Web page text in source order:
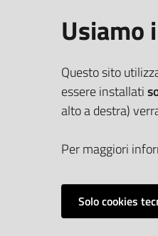
Centralino 051
Cerca telefoni e
Vai alla
Usiamo
Questo sito
essere installati
alto a destra)
Per maggiori
Solo cookies